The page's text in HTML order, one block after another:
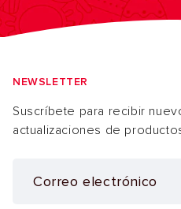
NEWSLETTER
Suscríbete para recibir
actualizaciones de